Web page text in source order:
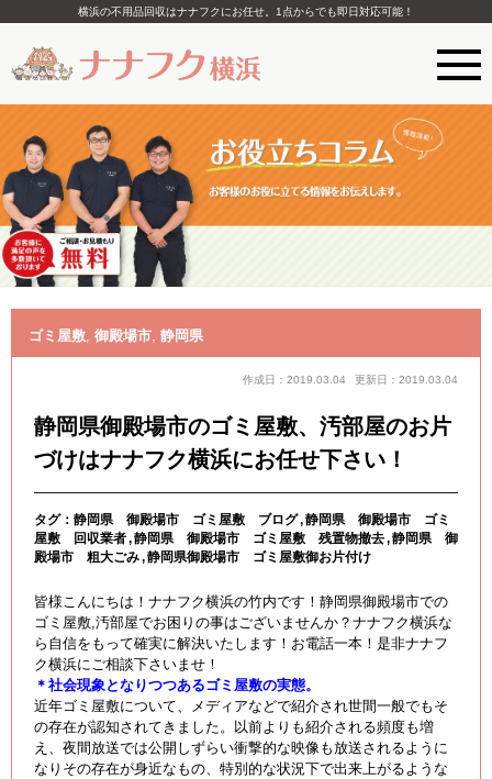
横浜の不用品回収はナナフクにお任せ。1点からでも即日対応可能！
ゴミ屋敷, 御殿場市, 静岡県
作成日：2019.03.04 更新日：2019.03.04
静岡県御殿場市のゴミ屋敷、汚部屋のお片
づけはナナフク横浜にお任せ下さい！
タグ： 静岡県 御殿場市 ゴミ屋敷 ブログ 静岡県 御殿場市 ゴミ
屋敷 回収業者 静岡県 御殿場市 ゴミ屋敷 残置物撤去 静岡県 御
殿場市 粗大ごみ 静岡県御殿場市 ゴミ屋敷御お片付け
皆様こんにちは！ナナフク横浜の竹内です！静岡県御殿場市での
ゴミ屋敷,汚部屋でお困りの事はございませんか？ナナフク横浜な
ら自信をもって確実に解決いたします！お電話一本！是非ナナフ
ク横浜にご相談下さいませ！
＊社会現象となりつつあるゴミ屋敷の実態。
近年ゴミ屋敷について、メディアなどで紹介され世間一般でもそ
の存在が認知されてきました。以前よりも紹介される頻度も増
え、夜間放送では公開しずらい衝撃的な映像も放送されるように
なりその存在が身近なもの、特別的な状況下で出来上がるような